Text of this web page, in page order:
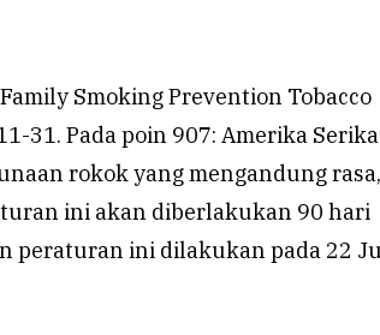
Smoking Prevention Tobacco
31. Pada poin 907: Amerika
rokok yang mengandung rasa,
ini akan diberlakukan 90 hari
peraturan ini dilakukan pada 22